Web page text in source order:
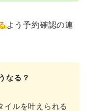
よう予約確認の連
なる？
イルを叶えられる